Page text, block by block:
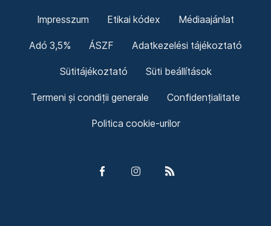
Impresszum Etikai kódex Médiaajánlat
Adó 3,5% ÁSZF Adatkezelési tájékoztató
Sütitájékoztató Süti beállítások
Termeni și condiții generale Confidențialitate
Politica cookie-urilor